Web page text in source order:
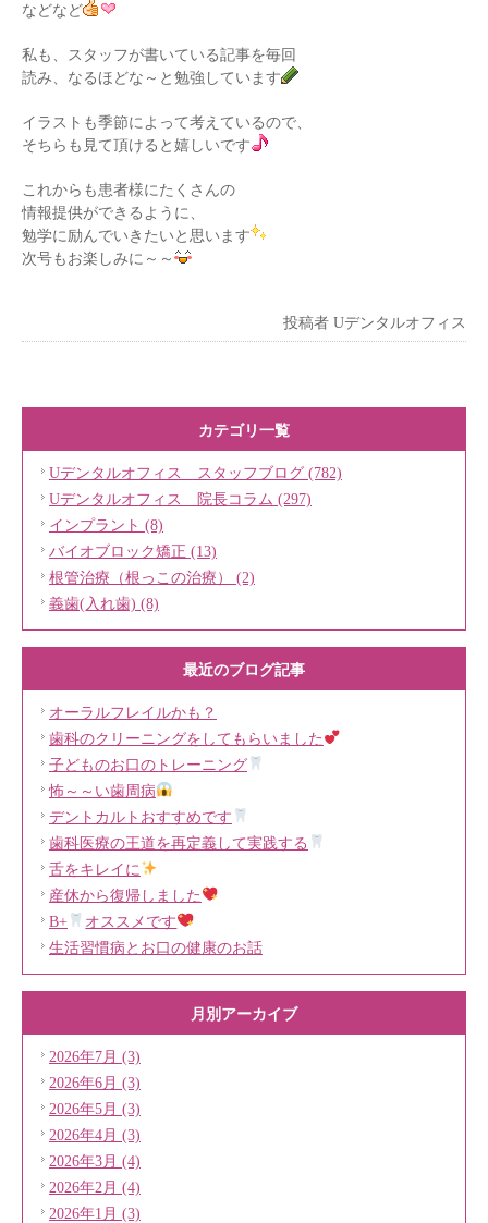
などなど
私も、スタッフが書いている記事を毎回
読み、なるほどな～と勉強しています
イラストも季節によって考えているので、
そちらも見て頂けると嬉しいです
これからも患者様にたくさんの
情報提供ができるように、
勉学に励んでいきたいと思います
次号もお楽しみに～～
投稿者 Uデンタルオフィス
カテゴリ一覧
Uデンタルオフィス スタッフブログ (782)
Uデンタルオフィス 院長コラム (297)
インプラント (8)
バイオブロック矯正 (13)
根管治療（根っこの治療） (2)
義歯(入れ歯) (8)
最近のブログ記事
オーラルフレイルかも？
歯科のクリーニングをしてもらいました
子どものお口のトレーニング
怖～～い歯周病
デントカルトおすすめです
歯科医療の王道を再定義して実践する
舌をキレイに
産休から復帰しました
B+
オススメです
生活習慣病とお口の健康のお話
月別アーカイブ
2026年7月 (3)
2026年6月 (3)
2026年5月 (3)
2026年4月 (3)
2026年3月 (4)
2026年2月 (4)
2026年1月 (3)